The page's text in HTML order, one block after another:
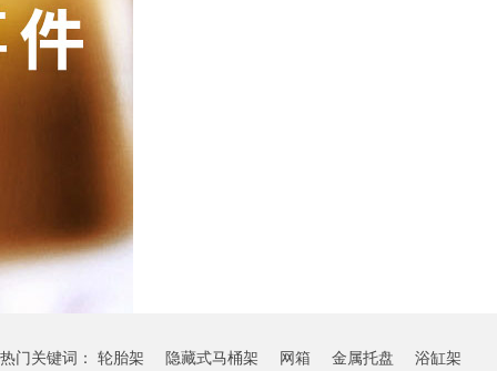
保险杠料架
消声器料架
车
料架
行业
热门关键词： 轮胎架 隐藏式马桶架 网箱 金属托盘 浴缸架